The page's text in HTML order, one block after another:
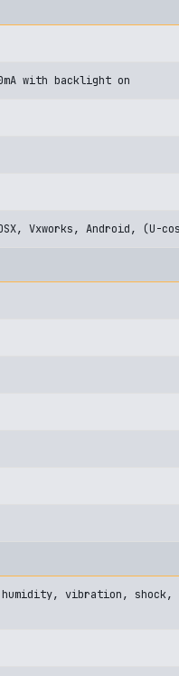
with backlight on
Vxworks, Android, (U-
humidity, vibration,